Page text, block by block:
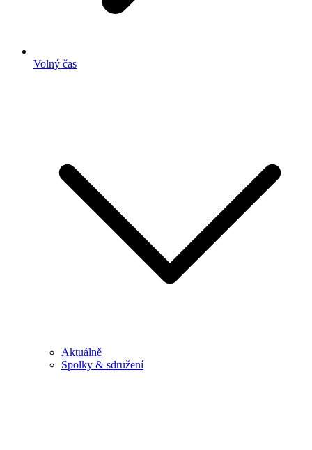
Volný čas
Aktuálně
Spolky & sdružení